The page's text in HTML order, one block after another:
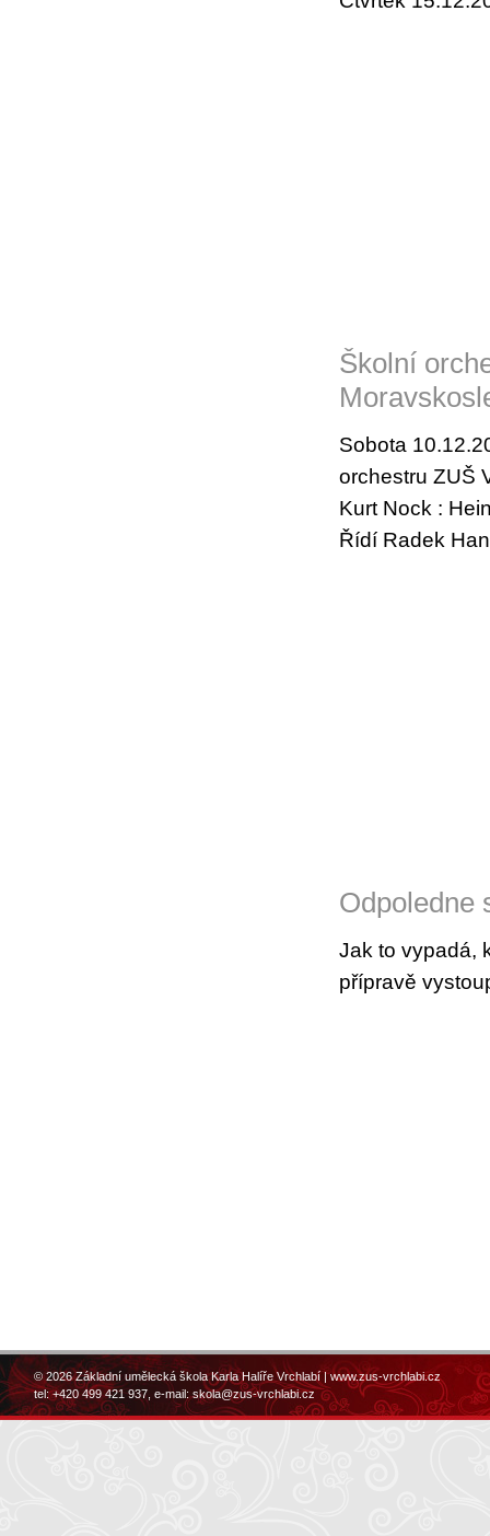
Školní
Sobota
orchestru ZUŠ
Kurt Nock :
Řídí Radek
Odpoledne
Jak to vypadá,
přípravě
© 2026 Základní umělecká škola Karla Halíře Vrchlabí |www.zus-vrchlabi.cz
tel: +420 499 421 937, e-mail:skola@zus-vrchlabi.cz